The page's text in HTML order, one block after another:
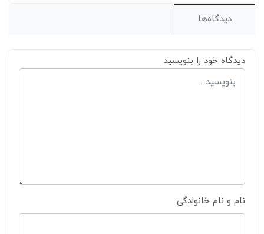
دیدگاه‌ها
دیدگاه خود را بنویسید
نام و نام خانوادگی